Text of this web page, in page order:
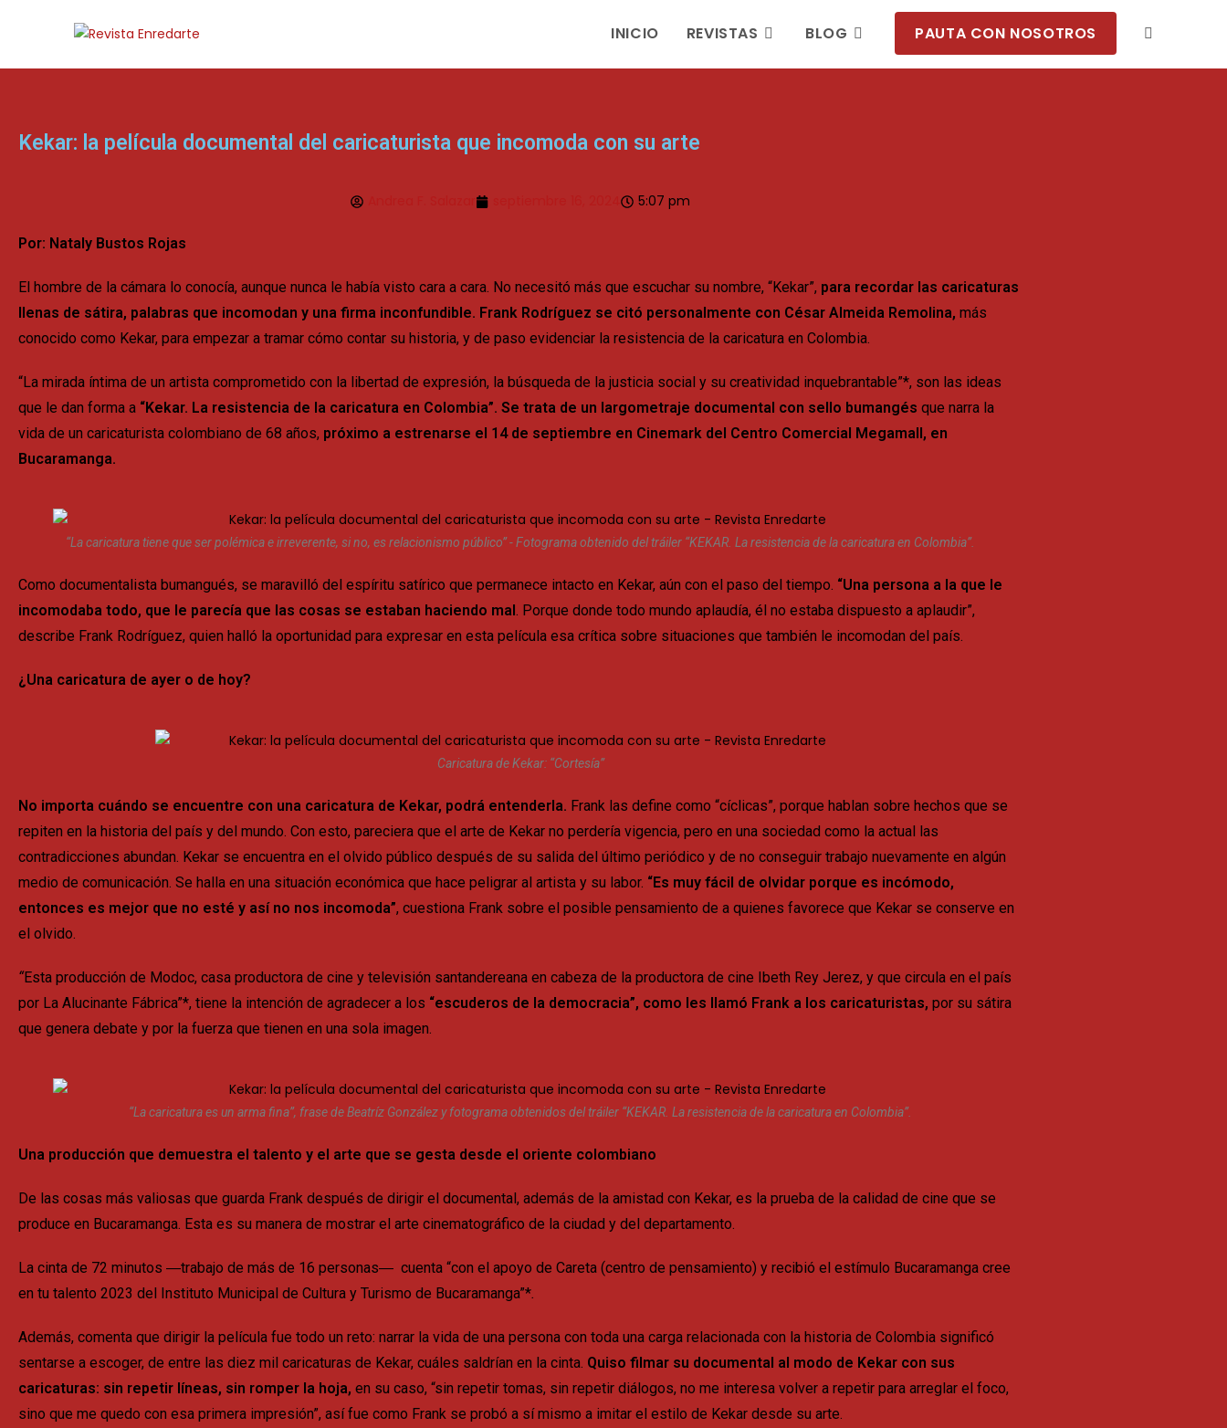
INICIO REVISTAS BLOG PAUTA CON NOSOTROS
Kekar: la película documental del caricaturista que incomoda con su arte
5:07 pm
Por: Nataly Bustos Rojas
El hombre de la cámara lo conocía, aunque nunca le había visto cara a cara. No necesitó más que escuchar su nombre, “Kekar”, para recordar las caricaturas
llenas de sátira, palabras que incomodan y una firma inconfundible. Frank Rodríguez se citó personalmente con César Almeida Remolina, más
conocido como Kekar, para empezar a tramar cómo contar su historia, y de paso evidenciar la resistencia de la caricatura en Colombia.
“La mirada íntima de un artista comprometido con la libertad de expresión, la búsqueda de la justicia social y su creatividad inquebrantable”*, son las ideas
que le dan forma a “Kekar. La resistencia de la caricatura en Colombia”. Se trata de un largometraje documental con sello bumangés que narra la
vida de un caricaturista colombiano de 68 años, próximo a estrenarse el 14 de septiembre en Cinemark del Centro Comercial Megamall, en
Bucaramanga.
“La caricatura tiene que ser polémica e irreverente, si no, es relacionismo público” - Fotograma obtenido del tráiler “KEKAR. La resistencia de la caricatura en Colombia”.
Como documentalista bumangués, se maravilló del espíritu satírico que permanece intacto en Kekar, aún con el paso del tiempo. “Una persona a la que le
incomodaba todo, que le parecía que las cosas se estaban haciendo mal. Porque donde todo mundo aplaudía, él no estaba dispuesto a aplaudir”,
describe Frank Rodríguez, quien halló la oportunidad para expresar en esta película esa crítica sobre situaciones que también le incomodan del país.
¿Una caricatura de ayer o de hoy?
Caricatura de Kekar: “Cortesía”
No importa cuándo se encuentre con una caricatura de Kekar, podrá entenderla. Frank las define como “cíclicas”, porque hablan sobre hechos que se
repiten en la historia del país y del mundo. Con esto, pareciera que el arte de Kekar no perdería vigencia, pero en una sociedad como la actual las
contradicciones abundan. Kekar se encuentra en el olvido público después de su salida del último periódico y de no conseguir trabajo nuevamente en algún
medio de comunicación. Se halla en una situación económica que hace peligrar al artista y su labor. “Es muy fácil de olvidar porque es incómodo,
entonces es mejor que no esté y así no nos incomoda”, cuestiona Frank sobre el posible pensamiento de a quienes favorece que Kekar se conserve en
el olvido.
“Esta producción de Modoc, casa productora de cine y televisión santandereana en cabeza de la productora de cine Ibeth Rey Jerez, y que circula en el país
por La Alucinante Fábrica”*, tiene la intención de agradecer a los “escuderos de la democracia”, como les llamó Frank a los caricaturistas, por su sátira
que genera debate y por la fuerza que tienen en una sola imagen.
“La caricatura es un arma fina”, frase de Beatríz González y fotograma obtenidos del tráiler “KEKAR. La resistencia de la caricatura en Colombia”.
Una producción que demuestra el talento y el arte que se gesta desde el oriente colombiano
De las cosas más valiosas que guarda Frank después de dirigir el documental, además de la amistad con Kekar, es la prueba de la calidad de cine que se
produce en Bucaramanga. Esta es su manera de mostrar el arte cinematográfico de la ciudad y del departamento.
La cinta de 72 minutos ―trabajo de más de 16 personas― cuenta “con el apoyo de Careta (centro de pensamiento) y recibió el estímulo Bucaramanga cree
en tu talento 2023 del Instituto Municipal de Cultura y Turismo de Bucaramanga”*.
Además, comenta que dirigir la película fue todo un reto: narrar la vida de una persona con toda una carga relacionada con la historia de Colombia significó
sentarse a escoger, de entre las diez mil caricaturas de Kekar, cuáles saldrían en la cinta. Quiso filmar su documental al modo de Kekar con sus
caricaturas: sin repetir líneas, sin romper la hoja, en su caso, “sin repetir tomas, sin repetir diálogos, no me interesa volver a repetir para arreglar el foco,
sino que me quedo con esa primera impresión”, así fue como Frank se probó a sí mismo a imitar el estilo de Kekar desde su arte.